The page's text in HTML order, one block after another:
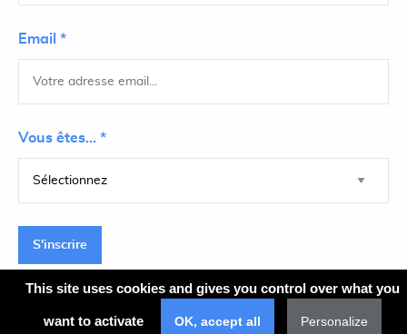
Email *
Vous êtes... *
S'inscrire
This site uses cookies and gives you control over what you
want to activate OK, accept all Personalize